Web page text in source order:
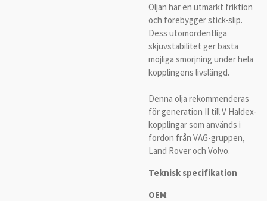
Oljan har en utmärkt friktion
och förebygger stick-slip.
Dess utomordentliga
skjuvstabilitet ger bästa
möjliga smörjning under hela
kopplingens livslängd.
Denna olja rekommenderas
för generation II till V Haldex-
kopplingar som används i
fordon från VAG-gruppen,
Land Rover och Volvo.
Teknisk specifikation
OEM: